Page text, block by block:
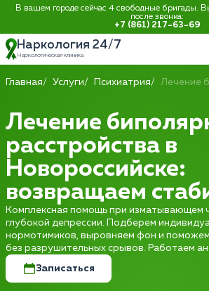
В вашем городе сейчас 4 свободные бригады.
после звонка:
+7 (861) 217-63-69
Наркология 24/7
Наркологическая клиника
Главная Услуги Психиатрия Лечение
Лечение
расстройства в
Новороссийске:
возвращаем
Комплексная помощь при изматывающем
глубокой депрессии. Подберем
нормотимиков, выровняем фон и поможем
без разрушительных срывов. Работаем
Записаться